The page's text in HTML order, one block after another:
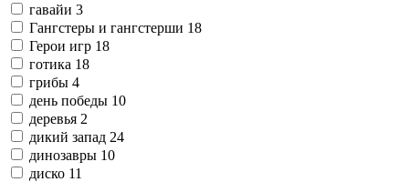
гавайи 3
Гангстеры и гангстерши 18
Герои игр 18
готика 18
грибы 4
день победы 10
деревья 2
дикий запад 24
динозавры 10
диско 11